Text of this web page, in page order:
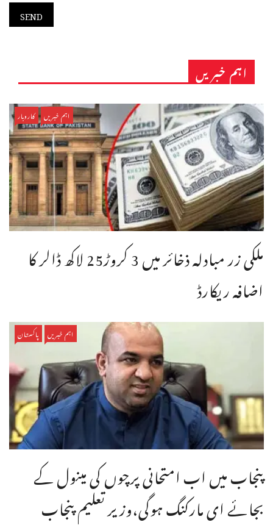
اہم خبریں
اہم خبریں کاروبار
ملکی زر مبادلہ ذخائر میں 3 کروڑ25 لاکھ ڈالر کا
اضافہ ریکارڈ
اہم خبریں پاکستان
پنجاب میں اب امتحانی پرچوں کی مینول کے
بجائے ای مارکنگ ہوگی،وزیر تعلیم پنجاب